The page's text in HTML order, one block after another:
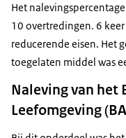
Het
10 overtredingen. 6
reducerende eisen. Het
toegelaten middel was
Naleving van
Leefomgeving